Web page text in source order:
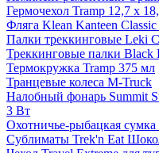
Гермочехол Tramp 12,7 х
Фляга Klean Kanteen
Палки треккинговые Leki
Треккинговые палки Black
Термокружка Tramp 375 мл
Транцевые колеса M-Truck
Налобный фонарь Summit
3 Вт
Охотничье-рыбацкая
Сублиматы Trek'n Eat